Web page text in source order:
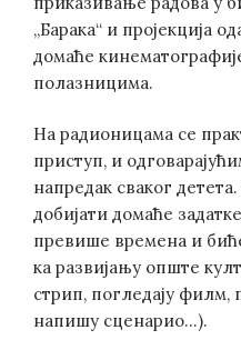
„Барака“ и пројекција
домаће
полазницима.
На радионицама се
приступ, и
напредак сваког
добијати домаће
превише времена и
ка развијању опште
стрип, погледају филм,
напишу сценарио…).